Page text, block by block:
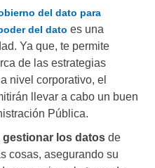
del dato para
del dato es una
Ya que, te permite
de las estrategias
nivel corporativo, el
llevar a cabo un buen
Pública.
gestionar los datos de
cosas, asegurando su